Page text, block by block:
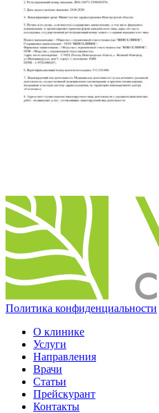
Политика конфиденциальности
О клинике
Услуги
Направления
Врачи
Статьи
Прейскурант
Контакты